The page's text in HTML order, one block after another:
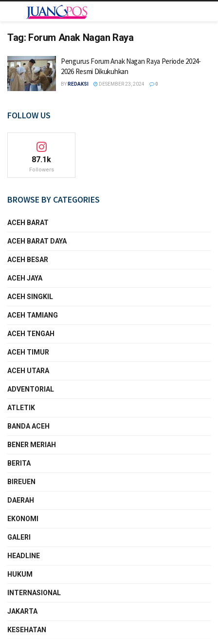
Tag: Forum Anak Nagan Raya
Pengurus Forum Anak Nagan Raya Periode 2024-
2026 Resmi Dikukuhkan
BY REDAKSI DESEMBER 23, 2024 0
FOLLOW US
87.1k
Followers
BROWSE BY CATEGORIES
ACEH BARAT
ACEH BARAT DAYA
ACEH BESAR
ACEH JAYA
ACEH SINGKIL
ACEH TAMIANG
ACEH TENGAH
ACEH TIMUR
ACEH UTARA
ADVENTORIAL
ATLETIK
BANDA ACEH
BENER MERIAH
BERITA
BIREUEN
DAERAH
EKONOMI
GALERI
HEADLINE
HUKUM
INTERNASIONAL
JAKARTA
KESEHATAN